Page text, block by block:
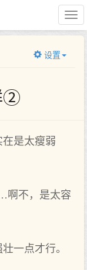
设置
②
是太瘦弱
啊不，是太容
一点才行。